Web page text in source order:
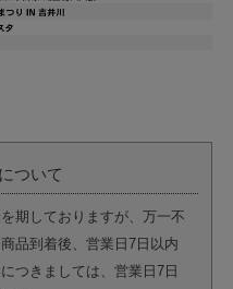
ついて
期しておりますが、万一不
品到着後、営業日7日以内
つきましては、営業日7日